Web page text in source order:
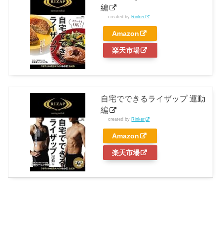
編
created byRinker
Amazon
楽天市場
自宅でできるライザップ 運動
編
created byRinker
Amazon
楽天市場